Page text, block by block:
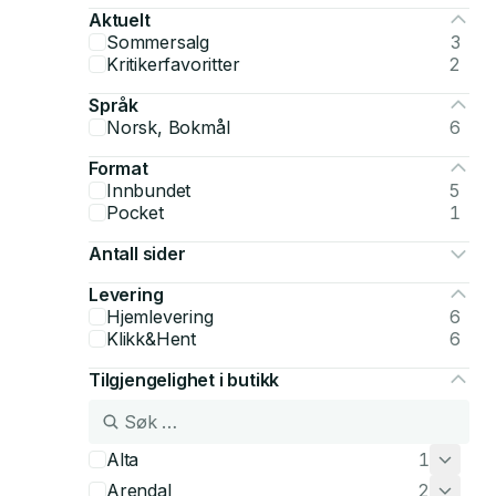
Aktuelt
Sommersalg
3
Kritikerfavoritter
2
Språk
Norsk, Bokmål
6
Format
Innbundet
5
Pocket
1
Antall sider
Levering
Hjemlevering
6
Klikk&Hent
6
Tilgjengelighet i butikk
Alta
1
Arendal
2